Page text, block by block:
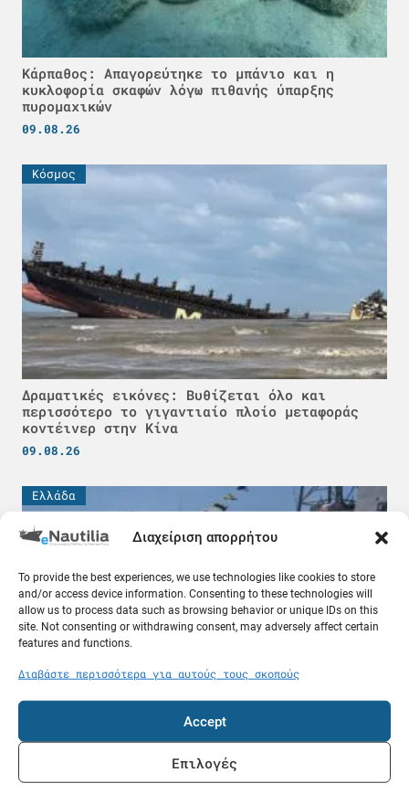
Διαχείριση απορρήτου
To provide the best experiences, we use technologies like cookies to store
and/or access device information. Consenting to these technologies will
allow us to process data such as browsing behavior or unique IDs on this
site. Not consenting or withdrawing consent, may adversely affect certain
features and functions.
Διαβάστε περισσότερα για αυτούς τους σκοπούς
Accept
Επιλογές
Κάρπαθος: Απαγορεύτηκε το μπάνιο και η
κυκλοφορία σκαφών λόγω πιθανής ύπαρξης
πυρομαχικών
09.08.26
Κόσμος
Δραματικές εικόνες: Βυθίζεται όλο και
περισσότερο το γιγαντιαίο πλοίο μεταφοράς
κοντέινερ στην Κίνα
09.08.26
Ελλάδα
Τραυματίστηκε σοβαρά 31χρονη μετά από βουτιά
στην Κυλλήνη - Συνελήφθη ο σύζυγός της